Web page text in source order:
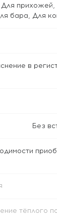
Для прихожей,
бара, Для
в
Без
тёплого